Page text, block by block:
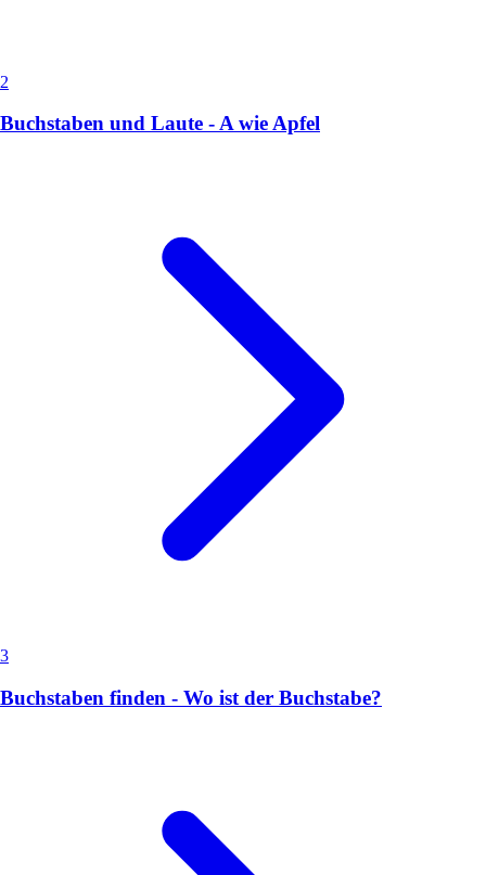
2
Buchstaben und Laute - A wie Apfel
3
Buchstaben finden - Wo ist der Buchstabe?